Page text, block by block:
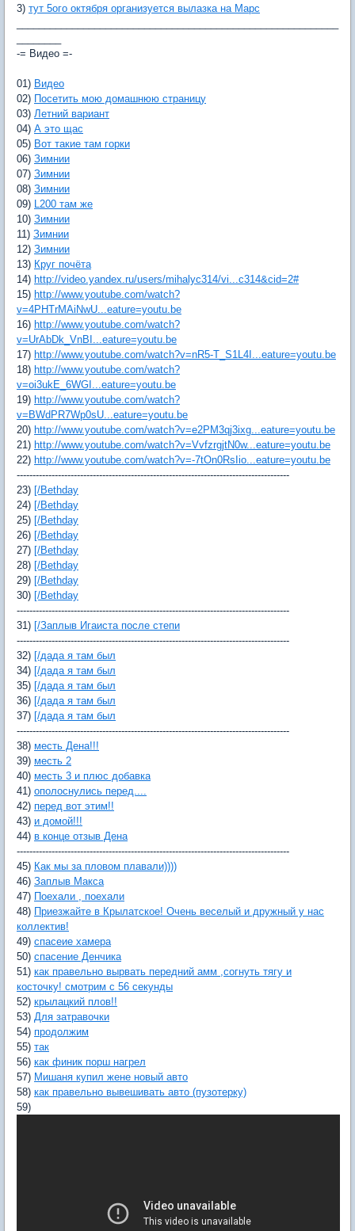
3) тут 5ого октября организуется вылазка на Марс
-= Видео =-
01) Видео
02) Посетить мою домашнюю страницу
03) Летний вариант
04) А это щас
05) Вот такие там горки
06) Зимнии
07) Зимнии
08) Зимнии
09)
L200 там же
10) Зимнии
11) Зимнии
12) Зимнии
13) Круг почёта
14) http://video.yandex.ru/users/mihalyc314/vi...c314&cid=2#
15) http://www.youtube.com/watch?
v=4PHTrMAiNwU...eature=youtu.be
16) http://www.youtube.com/watch?
v=UrAbDk_VnBI...eature=youtu.be
17) http://www.youtube.com/watch?v=nR5-T_S1L4I...eature=youtu.be
18) http://www.youtube.com/watch?
v=oi3ukE_6WGI...eature=youtu.be
19) http://www.youtube.com/watch?
v=BWdPR7Wp0sU...eature=youtu.be
20) http://www.youtube.com/watch?v=e2PM3qj3ixg...eature=youtu.be
21) http://www.youtube.com/watch?v=VvfzrgjtN0w...eature=youtu.be
22) http://www.youtube.com/watch?v=-7tOn0RsIio...eature=youtu.be
--------------------------------------------------------------------------------------
23) [/Bethday
24) [/Bethday
25) [/Bethday
26) [/Bethday
27) [/Bethday
28) [/Bethday
29) [/Bethday
30) [/Bethday
--------------------------------------------------------------------------------------
31) [/Заплыв Игаиста после степи
--------------------------------------------------------------------------------------
32) [/дада я там был
34) [/дада я там был
35) [/дада я там был
36) [/дада я там был
37) [/дада я там был
--------------------------------------------------------------------------------------
38) месть Дена!!!
39) месть 2
40) месть 3 и плюс добавка
41) ополоснулись перед....
42) перед вот этим!!
43) и домой!!!
44) в конце отзыв Дена
--------------------------------------------------------------------------------------
45) Как мы за пловом плавали))))
46) Заплыв Макса
47) Поехали , поехали
48) Приезжайте в Крылатское! Очень веселый и дружный у нас
коллектив!
49) спасеие хамера
50) спасение Денчика
51) как правельно вырвать передний амм ,согнуть тягу и
косточку! смотрим с 56 секунды
52) крылацкий плов!!
53) Для затравочки
54) продолжим
55) так
56) как финик порш нагрел
57) Мишаня купил жене новый авто
58) как правельно вывешивать авто (пузотерку)
59)